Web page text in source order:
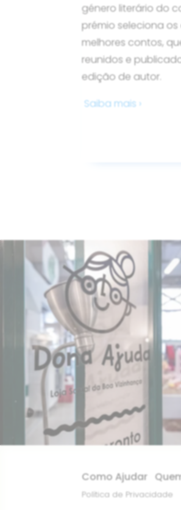
género literário do
prémio seleciona os
melhores contos,
reunidos e
edição de autor.
Saiba mais ›
Como Ajudar
Política de Privacidade